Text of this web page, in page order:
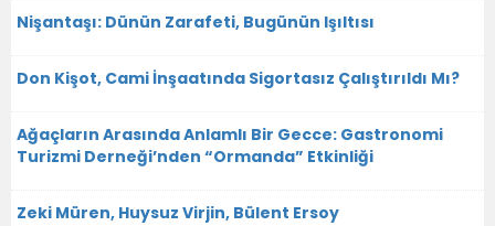
Nişantaşı: Dünün Zarafeti, Bugünün Işıltısı
Don Kişot, Cami İnşaatında Sigortasız Çalıştırıldı Mı?
Ağaçların Arasında Anlamlı Bir Gecce: Gastronomi
Turizmi Derneği’nden “Ormanda” Etkinliği
Zeki Müren, Huysuz Virjin, Bülent Ersoy